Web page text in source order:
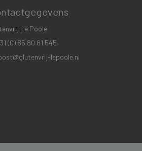
Le Poole
(0) 85 80 81 545
lepoole.nl